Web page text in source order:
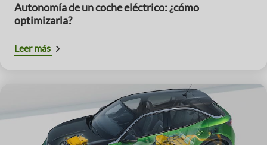
Autonomía de un coche eléctrico: ¿cómo
optimizarla?
Leer más